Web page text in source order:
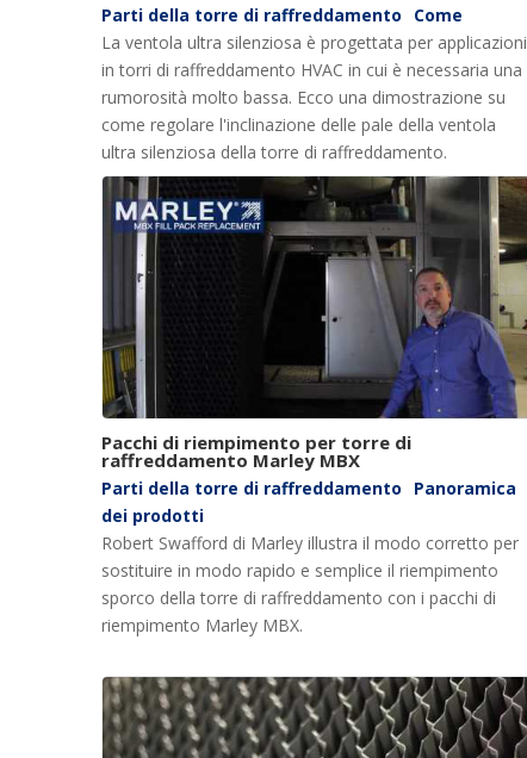
Parti della torre di raffreddamento
Come
La ventola ultra silenziosa è progettata per applicazioni
in torri di raffreddamento HVAC in cui è necessaria una
rumorosità molto bassa. Ecco una dimostrazione su
come regolare l'inclinazione delle pale della ventola
ultra silenziosa della torre di raffreddamento.
Pacchi di riempimento per torre di
raffreddamento Marley MBX
Parti della torre di raffreddamento
Panoramica
dei prodotti
Robert Swafford di Marley illustra il modo corretto per
sostituire in modo rapido e semplice il riempimento
sporco della torre di raffreddamento con i pacchi di
riempimento Marley MBX.